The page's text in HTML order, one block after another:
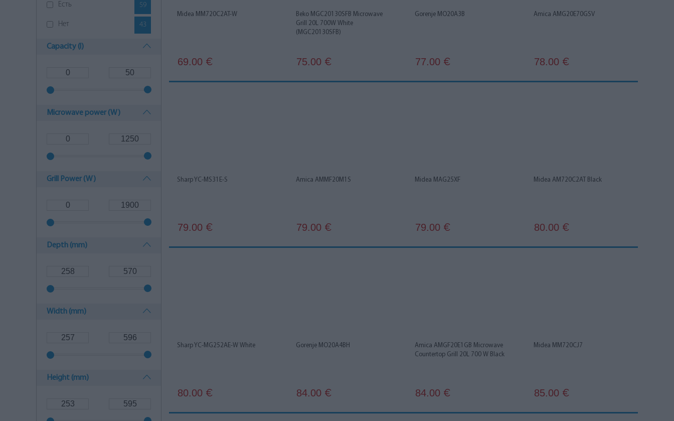
Gorenje 5
Kuppersbusch 4
LG 1
6
Toshiba
Whirlpool
Есть 59
Нет 43
Capacity (l)
Microwave power (W)
Grill Power (W)
Depth (mm)
Width (mm)
Height (mm)
Midea MM720C2AT-W
69.00 €
Beko MGC20130SFB Microwave
Grill 20L 700W White
(MGC20130SFB)
75.00 €
Gorenje MO20A3B
77.00 €
Amica AMG20E70GSV
78.00 €
Sharp YC-MS31E-S
79.00 €
Amica AMMF20M1S
79.00 €
Midea MAG25XF
79.00 €
Midea AM720C2AT Black
80.00 €
Sharp YC-MG252AE-W White
80.00 €
Gorenje MO20A4BH
84.00 €
Amica AMGF20E1GB Microwave
Countertop Grill 20L 700 W Black
84.00 €
Midea MM720CJ7
85.00 €